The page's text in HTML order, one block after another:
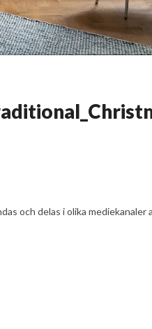
och delas i olika